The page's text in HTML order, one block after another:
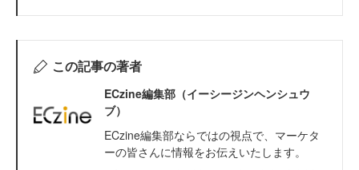
この記事の著者
ECzine編集部（イーシージンヘンシュウ
ブ）
ECzine編集部ならではの視点で、マーケタ
ーの皆さんに情報をお伝えいたします。